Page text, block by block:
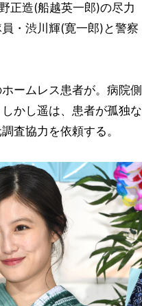
正造(船越英一郎)の尽力
・渋川輝(寛一郎)と警察
ームレス患者が。病院側
かし遥は、患者が孤独な
査協力を依頼する。